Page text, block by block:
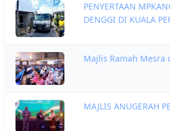
PENYERTAAN
DENGGI DI KUALA
Majlis Ramah Mesra
MAJLIS ANUGERAH